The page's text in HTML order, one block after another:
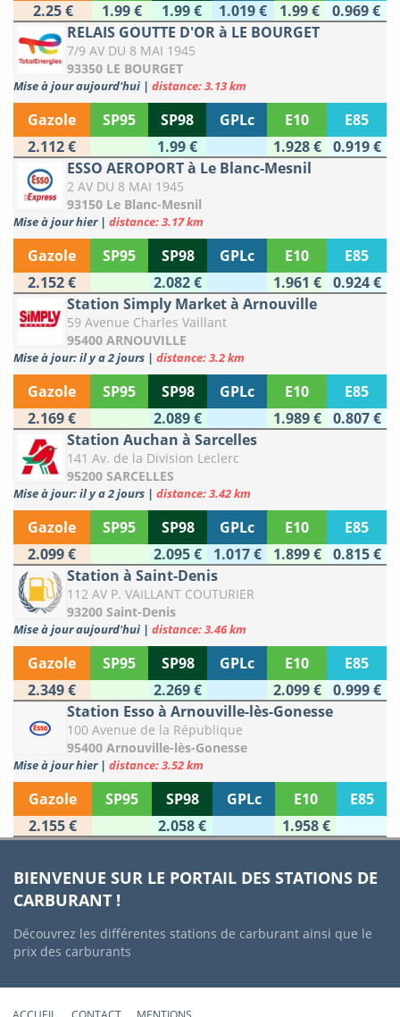
2.25 €
1.99 € 1.99 € 1.019 € 1.99 €
0.969 €
RELAIS GOUTTE D'OR à LE BOURGET
7/9 AV DU 8 MAI 1945
93350 LE BOURGET
Mise à jour aujourd'hui | distance: 3.13 km
Gazole SP95 SP98 GPLc E10
E85
2.112 €
1.99 € 1.928 €
0.919 €
ESSO AEROPORT à Le Blanc-Mesnil
2 AV DU 8 MAI 1945
93150 Le Blanc-Mesnil
Mise à jour hier | distance: 3.17 km
Gazole SP95 SP98 GPLc E10
E85
2.152 €
2.082 € 1.961 €
0.924 €
Station Simply Market à Arnouville
59 Avenue Charles Vaillant
95400 ARNOUVILLE
Mise à jour: il y a 2 jours | distance: 3.2 km
Gazole SP95 SP98 GPLc E10
E85
2.169 €
2.089 € 1.989 €
0.807 €
Station Auchan à Sarcelles
141 Av. de la Division Leclerc
95200 SARCELLES
Mise à jour: il y a 2 jours | distance: 3.42 km
Gazole SP95 SP98 GPLc E10
E85
2.099 €
2.095 € 1.017 € 1.899 €
0.815 €
Station à Saint-Denis
112 AV P. VAILLANT COUTURIER
93200 Saint-Denis
Mise à jour aujourd'hui | distance: 3.46 km
Gazole SP95 SP98 GPLc E10
E85
2.349 €
2.269 € 2.099 €
0.999 €
Station Esso à Arnouville-lès-Gonesse
100 Avenue de la République
95400 Arnouville-lès-Gonesse
Mise à jour hier | distance: 3.52 km
Gazole SP95 SP98 GPLc E10
E85
2.155 €
2.058 € 1.958 €
BIENVENUE SUR LE PORTAIL DES STATIONS DE
CARBURANT !
Découvrez les différentes stations de carburant ainsi que le
prix des carburants